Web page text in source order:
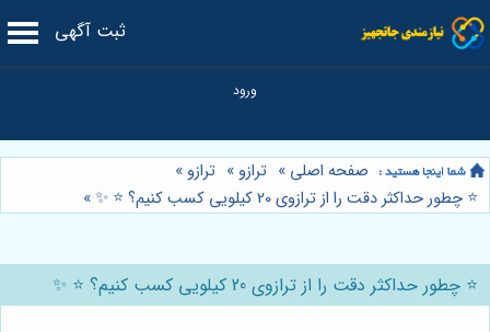
ثبت آگهی
صفحه اصلی » ترازو » ترازو »
⭐️ چطور حداکثر دقت را از ترازوی 20 کیلویی کسب کنیم؟ ⭐️ ✨
»
⭐️ چطور حداکثر دقت را از ترازوی 20 کیلویی کسب کنیم؟ ⭐️ ✨